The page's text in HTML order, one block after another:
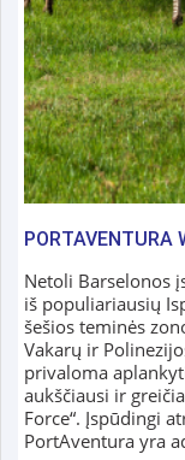
PORTAVENTURA
Netoli Barselonos
iš populiariausių
šešios teminės
Vakarų ir
privaloma
aukščiausi ir
Force“. Įspūdingi
PortAventura yra